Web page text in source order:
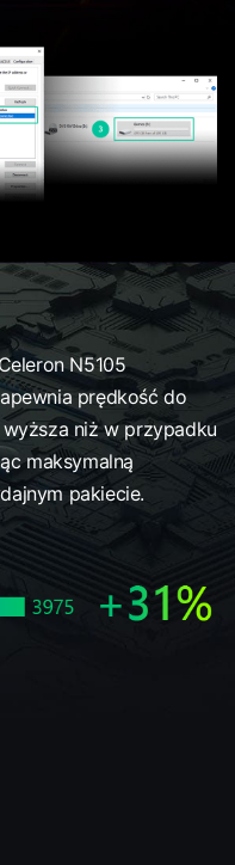
N5105
prędkość do
niż w przypadku
maksymalną
pakiecie.